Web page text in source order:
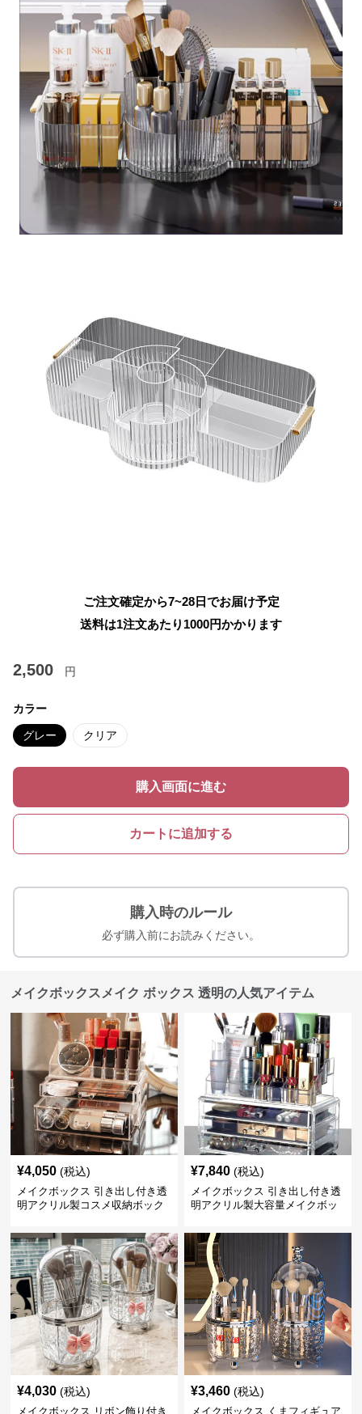
ご注文確定から7~28日でお届け予定
送料は1注文あたり 1000円かかります
2,500 円
カラー
グレー クリア
購入画面に進む
カートに追加する
購入時のルール
必ず購入前にお読みください。
メイクボックスメイク ボックス 透明の人気アイテム
¥4,050 (税込)
メイクボックス 引き出し付き透
明アクリル製コスメ収納ボック
¥7,840 (税込)
メイクボックス 引き出し付き透
明アクリル製大容量メイクボッ
¥4,030 (税込)
メイクボックス リボン飾り付き
¥3,460 (税込)
メイクボックス くまフィギュア